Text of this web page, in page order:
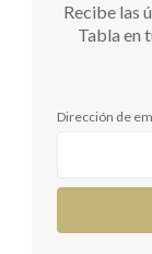
Recibe las
Tabla en
Dirección de